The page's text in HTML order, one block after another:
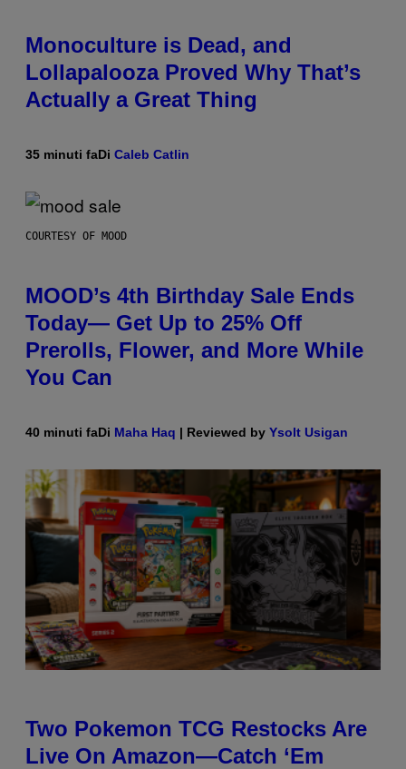
Monoculture is Dead, and
Lollapalooza Proved Why That’s
Actually a Great Thing
35 minuti faDi Caleb Catlin
COURTESY OF MOOD
MOOD’s 4th Birthday Sale Ends
Today— Get Up to 25% Off
Prerolls, Flower, and More While
You Can
40 minuti faDi Maha Haq | Reviewed by Ysolt Usigan
Two Pokemon TCG Restocks Are
Live On Amazon—Catch ‘Em